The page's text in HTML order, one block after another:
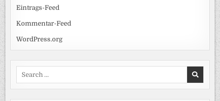
Eintrags-Feed
Kommentar-Feed
WordPress.org